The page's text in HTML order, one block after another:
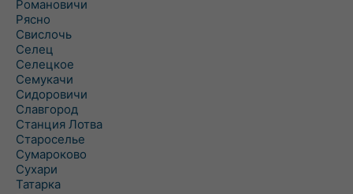
Романовичи
Рясно
Свислочь
Селец
Селецкое
Семукачи
Сидоровичи
Славгород
Станция Лотва
Староселье
Сумароково
Сухари
Татарка